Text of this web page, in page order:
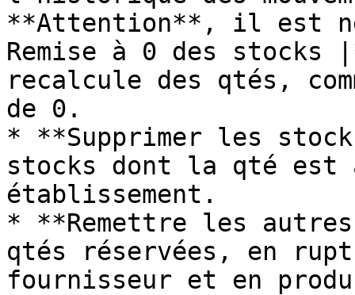
**Attention**, il est
Remise à 0 des
recalcule des qtés,
de 0.
* **Supprimer les
stocks dont la qté est
établissement.
* **Remettre les
qtés réservées, en
fournisseur et en